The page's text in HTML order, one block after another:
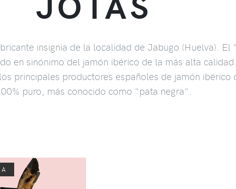
insignia de la localidad de Jabugo (Huelva). El
en sinónimo del jamón ibérico de la más alta
principales productores españoles de jamón ibérico
puro, más conocido como "pata negra".